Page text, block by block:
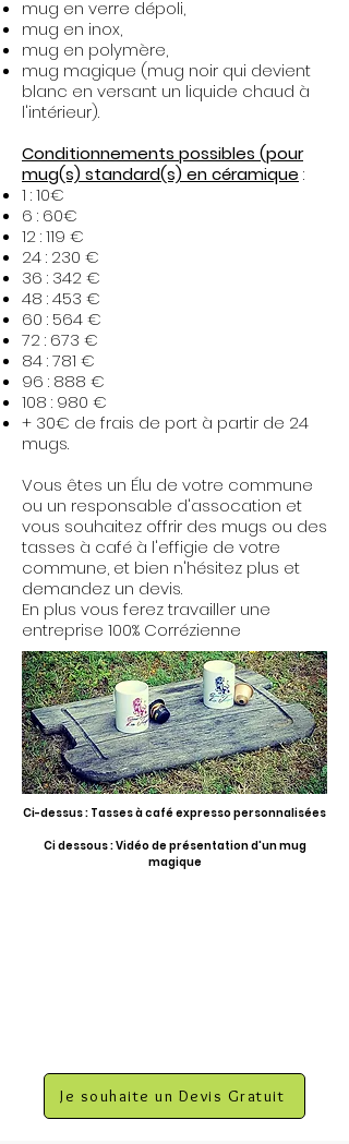
mug en verre dépoli,
mug en inox,
mug en polymère,
mug magique (mug noir qui devient
blanc en versant un liquide chaud à
l'intérieur).​
Conditionnements possibles (pour
mug(s) standard(s) en céramique :
1 : 10€
6 : 60€
12 : 119 €
24 : 230 €
36 : 342 €
48 : 453 €
60 : 564 €
72 : 673 €
84 : 781 €
96 : 888 €
108 : 980 €
+ 30€ de frais de port à partir de 24
mugs.
Vous êtes un Élu de votre commune
ou un responsable d'assocation et
vous souhaitez offrir des mugs ou des
tasses à café à l'effigie de votre
commune, et bien n'hésitez plus et
demandez un devis.
En plus vous ferez travailler une
entreprise 100% Corrézienne
Ci-dessus : Tasses à café expresso personnalisées
Ci dessous : Vidéo de présentation d'un mug
magique
Je souhaite un Devis Gratuit